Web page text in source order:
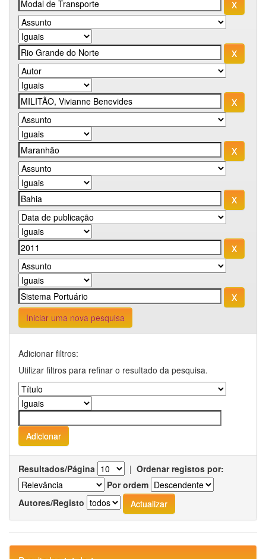
Iniciar uma nova pesquisa
Adicionar filtros:
Utilizar filtros para refinar o resultado da pesquisa.
Resultados/Página | Ordenar registos por:
Por ordem
Autores/Registo